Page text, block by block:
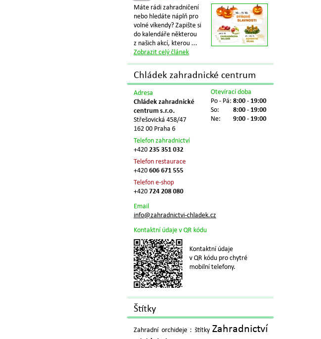
Máte rádi zahradničení
nebo hledáte náplň pro
volné víkendy? Zapište si
do kalendáře některou
z našich akcí, kterou ...
Zobrazit celý článek
Chládek zahradnické centrum
Adresa
Chládek zahradnické
centrum s.r.o.
Střešovická 458/47
162 00 Praha 6
Telefon zahradnictví
+420 235 351 032
Telefon restaurace
+420 606 671 555
Telefon e-shop
+420 724 208 080
Otevírací doba
Po - Pá: 8:00 - 19:00
So:
8:00 - 19:00
Ne:
9:00 - 19:00
Email
info@zahradnictvi-chladek.cz
Kontaktní údaje v QR kódu
Kontaktní údaje
v QR kódu pro chytré
mobilní telefony.
Štítky
Zahradní orchideje : štítky Zahradnictví